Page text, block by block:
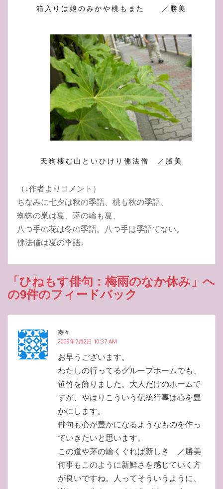
箱入りは娘のみかや桃もまた ／勝美
天狗棲む山といひけり佛法僧 ／勝美
（↓作者よりコメント）
ちなみに七夕は秋の季語、桃も秋の季語、
蜘蛛の巣は夏、茅の輪も夏、
八つ手の花は冬の季語。八つ手は季語でない。
佛法僧は夏の季語。
「ひねもす俳句：梅雨のなか休み」へ
の9件のフィードバック
寿々
2009年7月2日 10:37 AM
お早うございます。
わたしの行ってるグループホームでも、
笹竹を飾りました。大人だけのホームで
すが、やはりこういう伝統行事は心を豊
かにします。
俳句も心が豊かになるようなものを作っ
ていきたいと思います。
この道や茅の輪くぐれば新しき ／勝美
何事もこのように新鮮さを感じていく方
が良いですね。人ってそういうように、